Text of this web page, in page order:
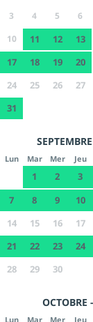
3
4 5 6
10
11 12 13
17
18 19 20
24
25 26 27
31
Lun Mar Mer Jeu
1 2 3
7
8 9 10
14
15 16 17
21
22 23 24
28
29 30
OCTOBRE
Lun Mar Mer Jeu